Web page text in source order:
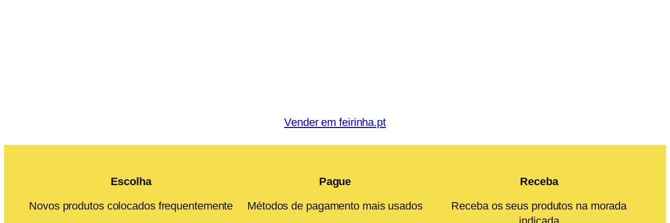
Vender em feirinha.pt
Escolha
Novos produtos colocados frequentemente
Pague
Métodos de pagamento mais usados
Receba
Receba os seus produtos na morada